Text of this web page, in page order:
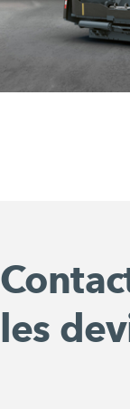
les